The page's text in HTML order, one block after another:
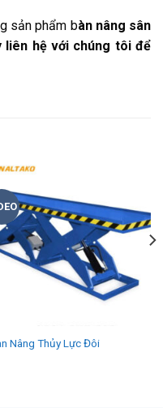
sản phẩm bàn nâng sân
liên hệ với chúng tôi để
Nâng Thủy Lực Đôi